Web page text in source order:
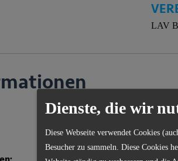
LAV
Dienste, die wir
Diese Webseite verwendet Cookies
Besucher zu sammeln. Diese Cookies